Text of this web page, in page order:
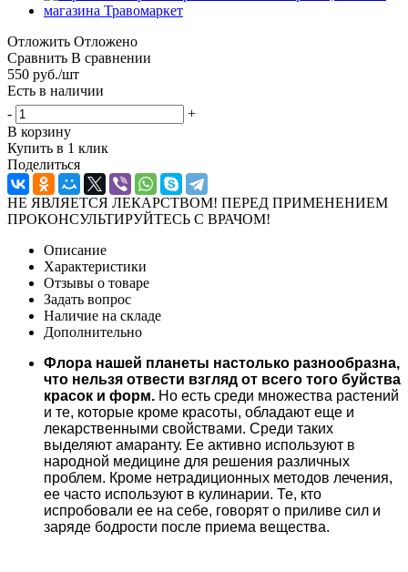
Отложить Отложено
Сравнить В сравнении
550 руб./шт
Есть в наличии
-
+
В корзину
Купить в 1 клик
Поделиться
НЕ ЯВЛЯЕТСЯ ЛЕКАРСТВОМ! ПЕРЕД ПРИМЕНЕНИЕМ
ПРОКОНСУЛЬТИРУЙТЕСЬ С ВРАЧОМ!
Описание
Характеристики
Отзывы о товаре
Задать вопрос
Наличие на складе
Дополнительно
Флора нашей планеты настолько разнообразна,
что нельзя отвести взгляд от всего того буйства
красок и форм. Но есть среди множества растений
и те, которые кроме красоты, обладают еще и
лекарственными свойствами. Среди таких
выделяют амаранту. Ее активно используют в
народной медицине для решения различных
проблем. Кроме нетрадиционных методов лечения,
ее часто используют в кулинарии. Те, кто
испробовали ее на себе, говорят о приливе сил и
заряде бодрости после приема вещества.